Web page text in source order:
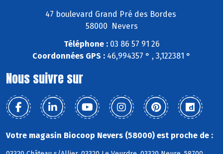
47 boulevard Grand Pré des Bordes
58000 Nevers
Téléphone :03 86 57 91 26
Coordonnées GPS : 46,994357 ° , 3,122381 °
Nous suivre sur
Votre magasin Biocoop Nevers (58000) est proche de :